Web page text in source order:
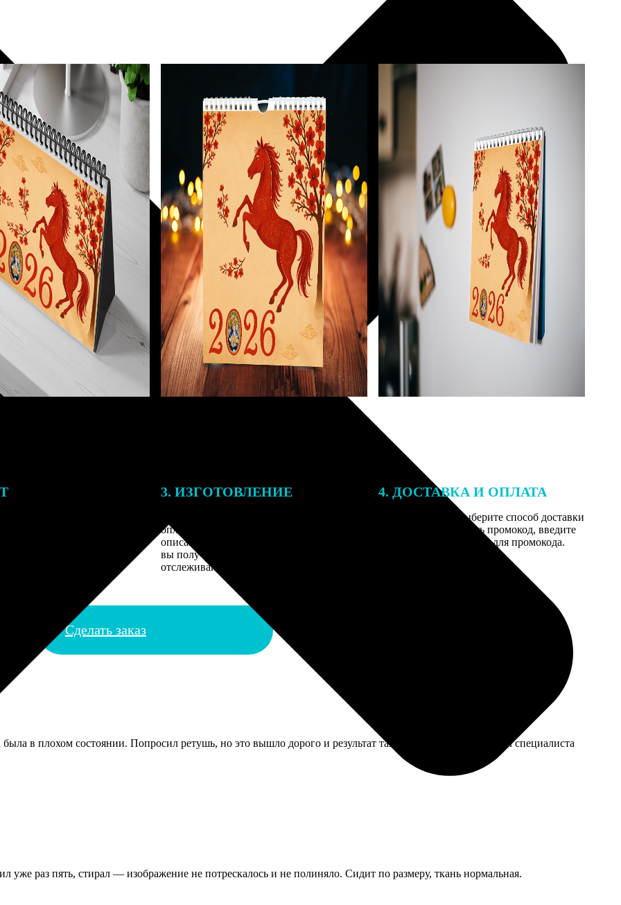
3. ИЗГОТОВЛЕНИЕ
оплаты получите подтверждение на email с
описанием заказа. Когда отправим заказ
вы получите письмо с трек-номером для
отслеживания.
4. ДОСТАВКА И ОПЛАТА
Введите адрес и выберите способ доставки
заказа. Если у вас есть промокод, введите
его в специальное поле для промокода.
Сделать заказ
в плохом состоянии. Попросил ретушь, но это вышло дорого и результат так себе. Лучше бы поискал специалиста
уже раз пять, стирал — изображение не потрескалось и не полиняло. Сидит по размеру, ткань нормальная.